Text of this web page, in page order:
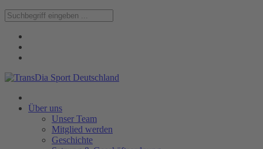
Über uns
Unser Team
Mitglied werden
Geschichte